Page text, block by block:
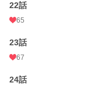
22話
65
23話
67
24話